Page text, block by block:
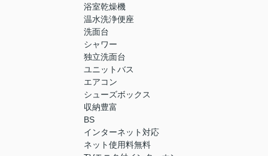
浴室乾燥機
温水洗浄便座
洗面台
シャワー
独立洗面台
ユニットバス
エアコン
シューズボックス
収納豊富
BS
インターネット対応
ネット使用料無料